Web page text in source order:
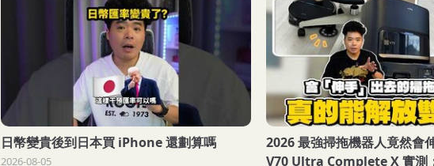
日幣變貴後到日本買 iPhone 還劃算嗎
2026-08-05
2026 最強掃拖機器人竟然會
V70 Ultra Complete X 實測